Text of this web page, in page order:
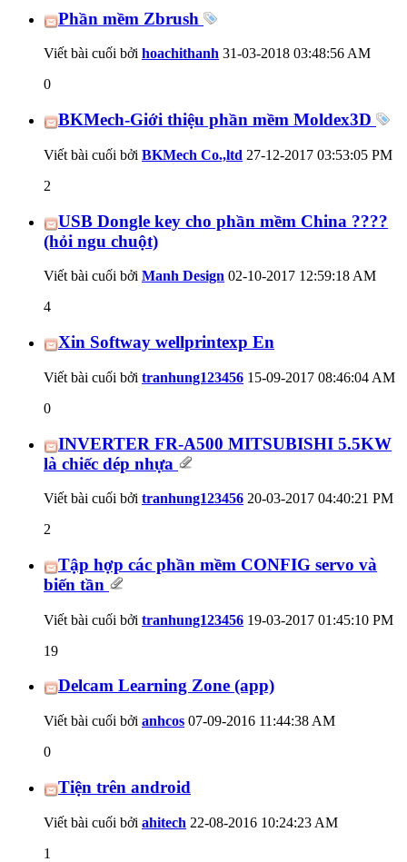
Phần mềm Zbrush
Viết bài cuối bởi hoachithanh 31-03-2018 03:48:56 AM
0
BKMech-Giới thiệu phần mềm Moldex3D
Viết bài cuối bởi BKMech Co.,ltd 27-12-2017 03:53:05 PM
2
USB Dongle key cho phần mềm China ????
(hỏi ngu chuột)
Viết bài cuối bởi Manh Design 02-10-2017 12:59:18 AM
4
Xin Softway wellprintexp En
Viết bài cuối bởi tranhung123456 15-09-2017 08:46:04 AM
0
INVERTER FR-A500 MITSUBISHI 5.5KW
là chiếc dép nhựa
Viết bài cuối bởi tranhung123456 20-03-2017 04:40:21 PM
2
Tập hợp các phần mềm CONFIG servo và
biến tần
Viết bài cuối bởi tranhung123456 19-03-2017 01:45:10 PM
19
Delcam Learning Zone (app)
Viết bài cuối bởi anhcos 07-09-2016 11:44:38 AM
0
Tiện trên android
Viết bài cuối bởi ahitech 22-08-2016 10:24:23 AM
1